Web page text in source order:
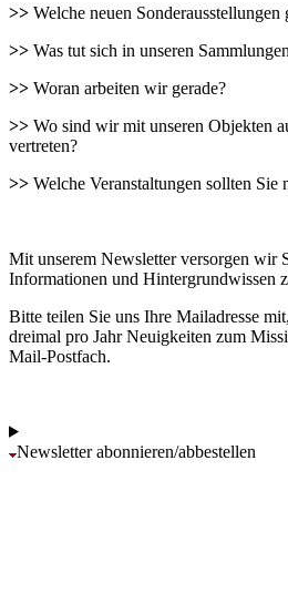
>> Welche neuen
>> Was tut sich in unseren
>> Woran arbeiten wir gerade?
>> Wo sind wir mit unseren Objekten
vertreten?
>> Welche Veranstaltungen sollten Sie
Mit unserem Newsletter versorgen wir
Informationen und Hintergrundwissen
Bitte teilen Sie uns Ihre Mailadresse
dreimal pro Jahr Neuigkeiten zum
Mail-Postfach.
Newsletter abonnieren/abbestellen
Einverständnis-Cookie
Name:
Zweck:
Cookie Laufzeit: